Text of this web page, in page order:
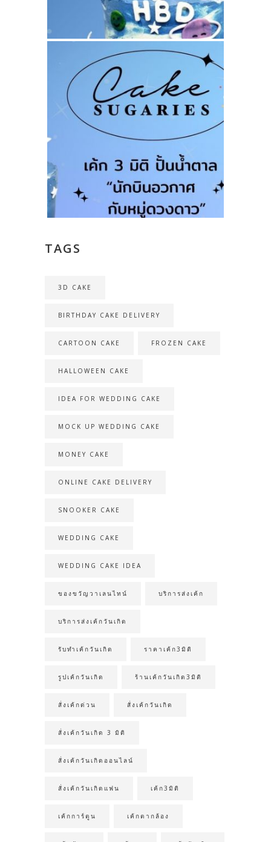
TAGS
3D CAKE
BIRTHDAY CAKE DELIVERY
CARTOON CAKE FROZEN CAKE
HALLOWEEN CAKE
IDEA FOR WEDDING CAKE
MOCK UP WEDDING CAKE
MONEY CAKE
ONLINE CAKE DELIVERY
SNOOKER CAKE
WEDDING CAKE
WEDDING CAKE IDEA
ของขวัญวาเลนไทน์ บริการส่งเค้ก
บริการส่งเค้กวันเกิด
รับทำเค้กวันเกิด ราคาเค้ก3มิติ
รูปเค้กวันเกิด ร้านเค้กวันเกิด3มิติ
สั่งเค้กด่วน สั่งเค้กวันเกิด
สั่งเค้กวันเกิด 3 มิติ
สั่งเค้กวันเกิดออนไลน์
สั่งเค้กวันเกิดแฟน เค้ก3มิติ
เค้กการ์ตูน เค้กตากล้อง